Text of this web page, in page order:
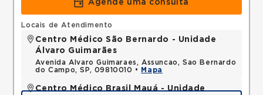
Agende uma consulta
Locais de Atendimento
Centro Médico São Bernardo - Unidade
Álvaro Guimarães
Avenida Alvaro Guimaraes, Assuncao, Sao Bernardo
do Campo, SP, 09810010 •
Mapa
Centro Médico Brasil Mauá - Unidade